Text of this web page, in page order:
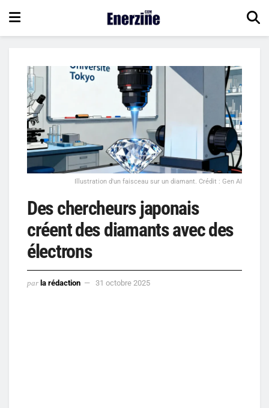
Illustration d'un faisceau sur un diamant. Crédit : Gen AI
Des chercheurs japonais
créent des diamants avec des
électrons
par la rédaction 31 octobre 2025